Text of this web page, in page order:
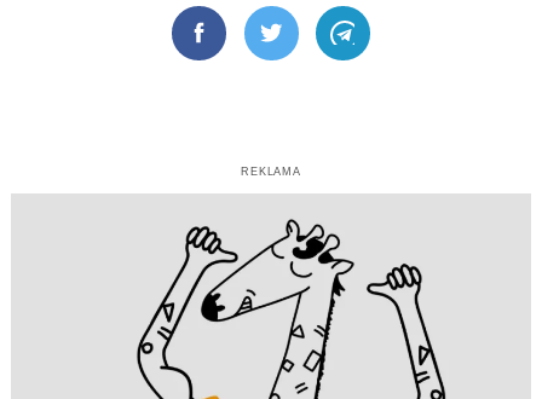
FacebookTwitter Telegram
REKLAMA